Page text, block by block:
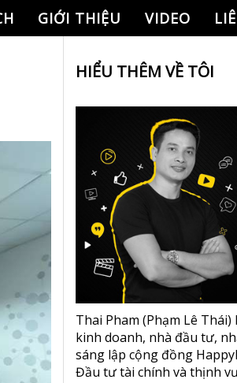
GIỚI THIỆU VIDEO
HIỂU THÊM VỀ TÔI
Thai Pham (Phạm Lê Thái)
kinh doanh, nhà đầu tư,
sáng lập cộng đồng
Đầu tư tài chính và thịnh